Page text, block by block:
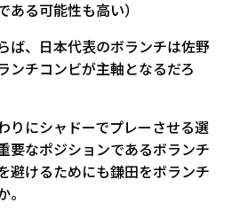
ある可能性も高い）
ば、日本代表のボランチは佐野
ンチコンビが主軸となるだろ
りにシャドーでプレーさせる選
要なポジションであるボランチ
避けるためにも鎌田をボランチ